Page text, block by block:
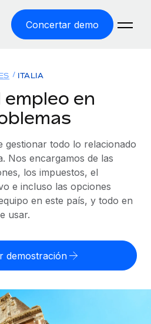
Concertar demo
de forma sencilla y conforme a la
mundo sin gastar en entidades.
globalmente.
empleo global según el país.
de EE. UU.
en todos los estados de EE.
empresas.
de clasificación errónea
clasificación errónea por país.
divisas y tiempos de pago para
ITALIA
en
gestionar todo lo relacionado
Nos encargamos de las
los impuestos, el
e incluso las opciones
en este país, y todo en
usar.
demostración